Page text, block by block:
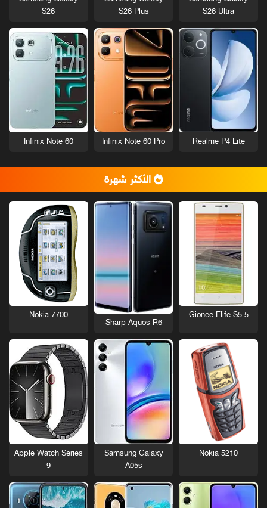
S26 Ultra
S26 Plus
S26
Realme P4 Lite
Infinix Note 60 Pro
Infinix Note 60
الأكثر شهرة
Gionee Elife S5.5
Sharp Aquos R6
Nokia 7700
Nokia 5210
Samsung Galaxy
A05s
Apple Watch Series
9